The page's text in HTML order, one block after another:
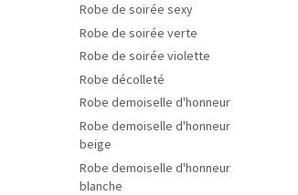
Robe de soirée sexy
Robe de soirée verte
Robe de soirée violette
Robe décolleté
Robe demoiselle d'honneur
Robe demoiselle d'honneur
beige
Robe demoiselle d'honneur
blanche